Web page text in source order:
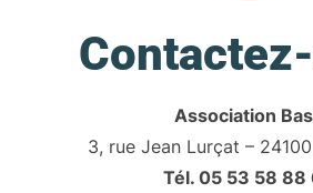
Association
3, rue Jean Lurçat – 24100
Tél. 05 53 58 88